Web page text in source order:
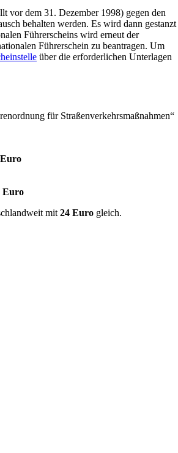
vor dem 31. Dezember 1998) gegen den
behalten werden. Es wird dann gestanzt
Führerscheins wird erneut der
Führerschein zu beantragen. Um
über die erforderlichen Unterlagen
für Straßenverkehrsmaßnahmen“
Euro
mit 24 Euro gleich.